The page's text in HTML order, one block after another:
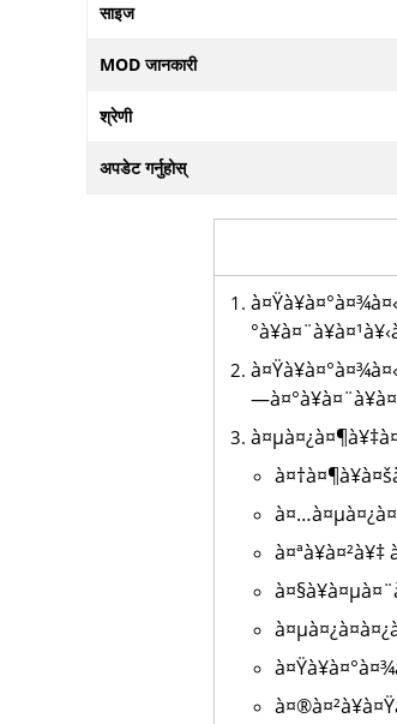
साइज
MOD जानकारी
श्रेणी
अपडेट गर्नुहोस्